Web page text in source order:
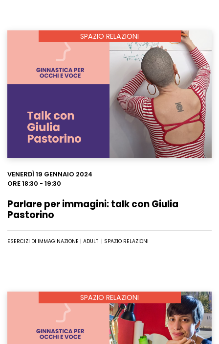
SPAZIO RELAZIONI
VENERDÌ 19 GENNAIO 2024
ORE 18:30 - 19:30
Parlare per immagini: talk con Giulia
Pastorino
ESERCIZI DI IMMAGINAZIONE | ADULTI | SPAZIO RELAZIONI
SPAZIO RELAZIONI